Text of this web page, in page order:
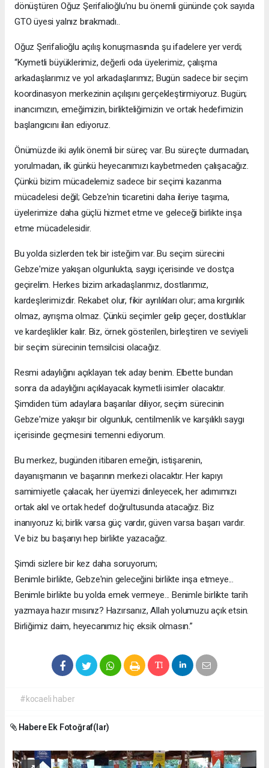
dönüştüren Oğuz Şerifalioğlu’nu bu önemli gününde çok sayıda
GTO üyesi yalnız bırakmadı..
Oğuz Şerifalioğlu açılış konuşmasında şu ifadelere yer verdi;
“Kıymetli büyüklerimiz, değerli oda üyelerimiz, çalışma
arkadaşlarımız ve yol arkadaşlarımız; Bugün sadece bir seçim
koordinasyon merkezinin açılışını gerçekleştirmiyoruz. Bugün;
inancımızın, emeğimizin, birlikteliğimizin ve ortak hedefimizin
başlangıcını ilan ediyoruz.
Önümüzde iki aylık önemli bir süreç var. Bu süreçte durmadan,
yorulmadan, ilk günkü heyecanımızı kaybetmeden çalışacağız.
Çünkü bizim mücadelemiz sadece bir seçimi kazanma
mücadelesi değil; Gebze'nin ticaretini daha ileriye taşıma,
üyelerimize daha güçlü hizmet etme ve geleceği birlikte inşa
etme mücadelesidir.
Bu yolda sizlerden tek bir isteğim var. Bu seçim sürecini
Gebze'mize yakışan olgunlukta, saygı içerisinde ve dostça
geçirelim. Herkes bizim arkadaşlarımız, dostlarımız,
kardeşlerimizdir. Rekabet olur, fikir ayrılıkları olur; ama kırgınlık
olmaz, ayrışma olmaz. Çünkü seçimler gelip geçer, dostluklar
ve kardeşlikler kalır. Biz, örnek gösterilen, birleştiren ve seviyeli
bir seçim sürecinin temsilcisi olacağız.
Resmi adaylığını açıklayan tek aday benim. Elbette bundan
sonra da adaylığını açıklayacak kıymetli isimler olacaktır.
Şimdiden tüm adaylara başarılar diliyor, seçim sürecinin
Gebze'mize yakışır bir olgunluk, centilmenlik ve karşılıklı saygı
içerisinde geçmesini temenni ediyorum.
Bu merkez, bugünden itibaren emeğin, istişarenin,
dayanışmanın ve başarının merkezi olacaktır. Her kapıyı
samimiyetle çalacak, her üyemizi dinleyecek, her adımımızı
ortak akıl ve ortak hedef doğrultusunda atacağız. Biz
inanıyoruz ki; birlik varsa güç vardır, güven varsa başarı vardır.
Ve biz bu başarıyı hep birlikte yazacağız.
Şimdi sizlere bir kez daha soruyorum;
Benimle birlikte, Gebze'nin geleceğini birlikte inşa etmeye...
Benimle birlikte bu yolda emek vermeye... Benimle birlikte tarih
yazmaya hazır mısınız? Hazırsanız, Allah yolumuzu açık etsin.
Birliğimiz daim, heyecanımız hiç eksik olmasın.”
#kocaeli haber
Habere Ek Fotoğraf(lar)